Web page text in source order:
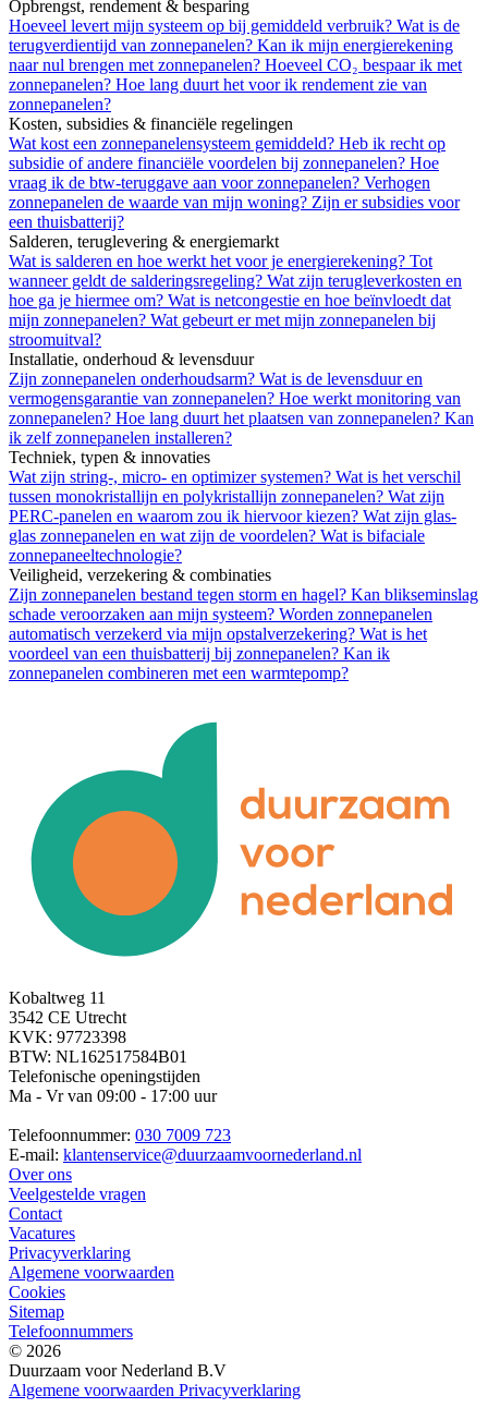
Opbrengst, rendement & besparing
Hoeveel levert mijn systeem op bij gemiddeld verbruik? Wat is de
terugverdientijd van zonnepanelen? Kan ik mijn energierekening
naar nul brengen met zonnepanelen? Hoeveel CO₂ bespaar ik met
zonnepanelen? Hoe lang duurt het voor ik rendement zie van
zonnepanelen?
Kosten, subsidies & financiële regelingen
Wat kost een zonnepanelensysteem gemiddeld? Heb ik recht op
subsidie of andere financiële voordelen bij zonnepanelen? Hoe
vraag ik de btw-teruggave aan voor zonnepanelen? Verhogen
zonnepanelen de waarde van mijn woning? Zijn er subsidies voor
een thuisbatterij?
Salderen, teruglevering & energiemarkt
Wat is salderen en hoe werkt het voor je energierekening? Tot
wanneer geldt de salderingsregeling? Wat zijn terugleverkosten en
hoe ga je hiermee om? Wat is netcongestie en hoe beïnvloedt dat
mijn zonnepanelen? Wat gebeurt er met mijn zonnepanelen bij
stroomuitval?
Installatie, onderhoud & levensduur
Zijn zonnepanelen onderhoudsarm? Wat is de levensduur en
vermogensgarantie van zonnepanelen? Hoe werkt monitoring van
zonnepanelen? Hoe lang duurt het plaatsen van zonnepanelen? Kan
ik zelf zonnepanelen installeren?
Techniek, typen & innovaties
Wat zijn string-, micro- en optimizer systemen? Wat is het verschil
tussen monokristallijn en polykristallijn zonnepanelen? Wat zijn
PERC-panelen en waarom zou ik hiervoor kiezen? Wat zijn glas-
glas zonnepanelen en wat zijn de voordelen? Wat is bifaciale
zonnepaneeltechnologie?
Veiligheid, verzekering & combinaties
Zijn zonnepanelen bestand tegen storm en hagel? Kan blikseminslag
schade veroorzaken aan mijn systeem? Worden zonnepanelen
automatisch verzekerd via mijn opstalverzekering? Wat is het
voordeel van een thuisbatterij bij zonnepanelen? Kan ik
zonnepanelen combineren met een warmtepomp?
Kobaltweg 11
3542 CE Utrecht
KVK: 97723398
BTW: NL162517584B01
Telefonische openingstijden
Ma - Vr van 09:00 - 17:00 uur
Telefoonnummer: 030 7009 723
E-mail: klantenservice@duurzaamvoornederland.nl
Over ons
Veelgestelde vragen
Contact
Vacatures
Privacyverklaring
Algemene voorwaarden
Cookies
Sitemap
Telefoonnummers
© 2026
Duurzaam voor Nederland B.V
Algemene voorwaarden Privacyverklaring